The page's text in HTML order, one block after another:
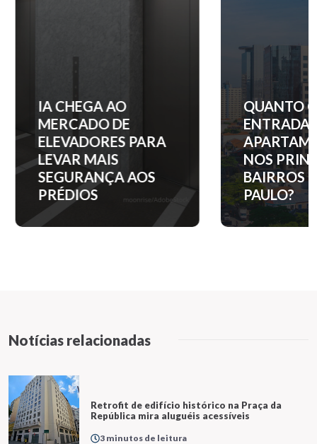
IA CHEGA AO
MERCADO DE
ELEVADORES PARA
LEVAR MAIS
SEGURANÇA AOS
PRÉDIOS
QUANTO
ENTRADA
NOS
BAIRROS
PAULO?
Notícias relacionadas
Retrofit de edifício histórico na Praça da
República mira aluguéis acessíveis
3 minutos de leitura